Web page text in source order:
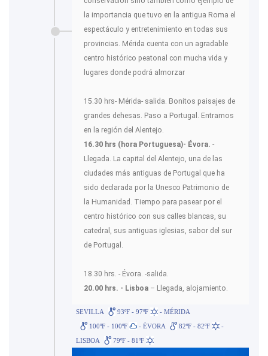
la importancia que tuvo en la antigua Roma el
espectáculo y entretenimiento en todas sus
provincias. Mérida cuenta con un agradable
centro histórico peatonal con mucha vida y
lugares donde podrá almorzar
15.30 hrs- Mérida- salida. Bonitos paisajes de
grandes dehesas. Paso a Portugal. Entramos
en la región del Alentejo.
16.30 hrs (hora Portuguesa)- Évora. -
Llegada. La capital del Alentejo, una de las
ciudades más antiguas de Portugal que ha
sido declarada por la Unesco Patrimonio de
la Humanidad. Tiempo para pasear por el
centro histórico con sus calles blancas, su
catedral, sus antiguas iglesias, sabor del sur
de Portugal.
18.30 hrs. - Évora. -salida.
20.00 hrs. - Lisboa – Llegada, alojamiento.
SEVILLA 93ºF - 97ºF
- MÉRIDA
100ºF - 100ºF
- ÉVORA 82ºF - 82ºF
-
LISBOA
79ºF - 81ºF